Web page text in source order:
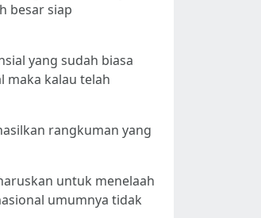
besar siap
yang sudah biasa
maka kalau telah
rangkuman yang
untuk menelaah
umumnya tidak